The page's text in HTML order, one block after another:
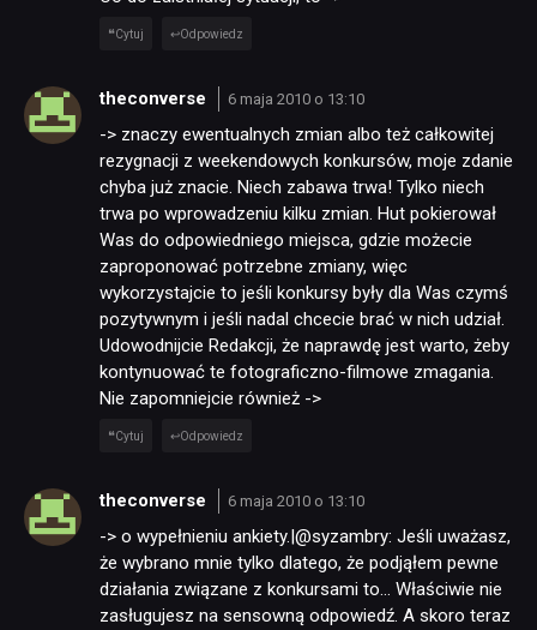
Cytuj Odpowiedz
theconverse 6 maja 2010 o 13:10
-> znaczy ewentualnych zmian albo też całkowitej
rezygnacji z weekendowych konkursów, moje zdanie
chyba już znacie. Niech zabawa trwa! Tylko niech
trwa po wprowadzeniu kilku zmian. Hut pokierował
Was do odpowiedniego miejsca, gdzie możecie
zaproponować potrzebne zmiany, więc
wykorzystajcie to jeśli konkursy były dla Was czymś
pozytywnym i jeśli nadal chcecie brać w nich udział.
Udowodnijcie Redakcji, że naprawdę jest warto, żeby
kontynuować te fotograficzno-filmowe zmagania.
Nie zapomniejcie również ->
Cytuj Odpowiedz
theconverse 6 maja 2010 o 13:10
-> o wypełnieniu ankiety.|@syzambry: Jeśli uważasz,
że wybrano mnie tylko dlatego, że podjąłem pewne
działania związane z konkursami to… Właściwie nie
zasługujesz na sensowną odpowiedź. A skoro teraz